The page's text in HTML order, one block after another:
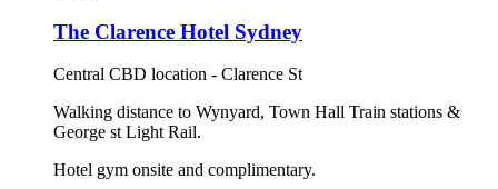
The Clarence Hotel Sydney
Central CBD location - Clarence St
Walking distance to Wynyard, Town Hall Train stations &
George st Light Rail.
Hotel gym onsite and complimentary.